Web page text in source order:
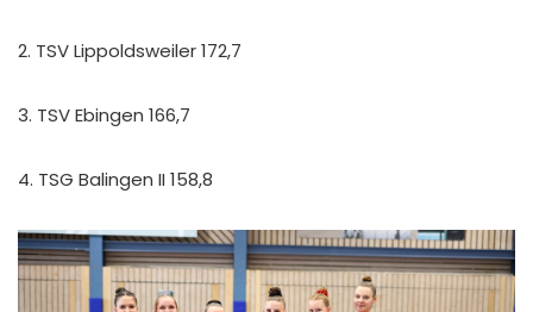
2. TSV Lippoldsweiler 172,7
3. TSV Ebingen 166,7
4. TSG Balingen II 158,8